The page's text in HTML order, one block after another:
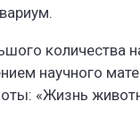
количества
научного
«Жизнь